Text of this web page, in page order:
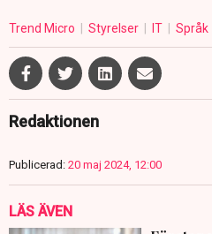
Trend Micro Styrelser IT Språk
Redaktionen
Publicerad: 20 maj 2024, 12:00
LÄS ÄVEN